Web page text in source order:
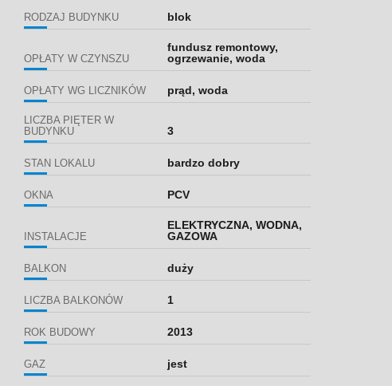
RODZAJ BUDYNKU blok
OPŁATY W CZYNSZU
fundusz remontowy,
ogrzewanie, woda
OPŁATY WG LICZNIKÓW prąd, woda
LICZBA PIĘTER W
BUDYNKU
3
STAN LOKALU bardzo dobry
OKNA PCV
INSTALACJE
ELEKTRYCZNA, WODNA,
GAZOWA
BALKON duży
LICZBA BALKONÓW 1
ROK BUDOWY 2013
GAZ jest